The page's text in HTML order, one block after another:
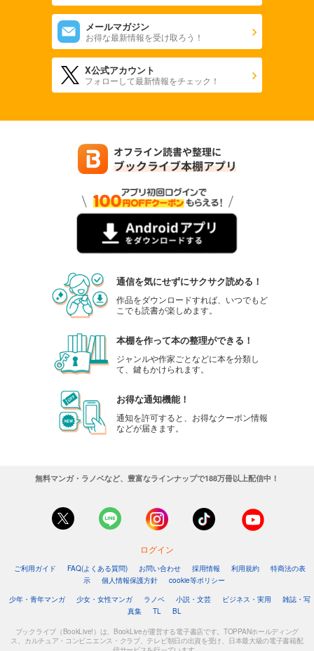
メールマガジン
お得な最新情報を受け取ろう！
X公式アカウント
フォローして最新情報をチェック！
通信を気にせずにサクサク読める！
作品をダウンロードすれば、いつでもど
こでも読書が楽しめます。
本棚を作って本の整理ができる！
ジャンルや作家ごとなどに本を分類し
て、鍵もかけられます。
お得な通知機能！
通知を許可すると、お得なクーポン情報
などが届きます。
無料マンガ・ラノベなど、豊富なラインナップで188万冊以上配信中！
ログイン
ご利用ガイド FAQ(よくある質問) お問い合わせ 採用情報 利用規約
特商法の表
示
個人情報保護方針
cookie等ポリシー
少年・青年マンガ
少女・女性マンガ ラノベ 小説・文芸 ビジネス・実用
雑誌・写
真集
TL BL
ブックライブ（BookLive!）は、BookLiveが運営する電子書店です。TOPPANホールディング
ス、カルチュア・コンビニエンス・クラブ、テレビ朝日の出資を受け、日本最大級の電子書籍配